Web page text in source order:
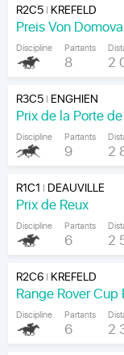
R2C5| KREFELD
Discipline Partants
8 2
R3C5| ENGHIEN
Prix de la Porte
Discipline Partants
9 2
R1C1 | DEAUVILLE
Prix de Reux
Discipline Partants
6 2
R2C6| KREFELD
Range Rover
Discipline Partants
6 2